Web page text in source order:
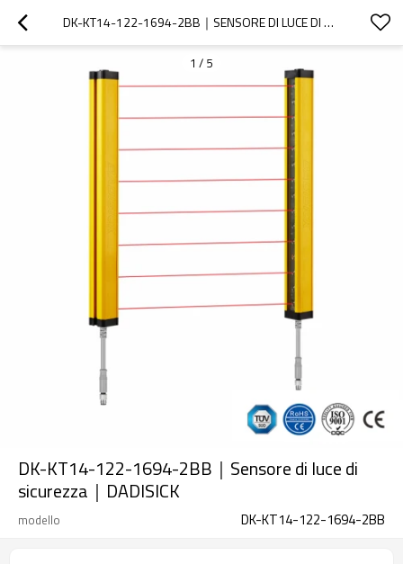
DK-KT14-122-1694-2BB｜SENSORE DI LUCE DI SICUREZZA｜DADISICK
1 / 5
DK-KT14-122-1694-2BB｜Sensore di luce di
sicurezza｜DADISICK
modello DK-KT14-122-1694-2BB